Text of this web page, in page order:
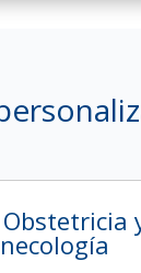
Obstetricia